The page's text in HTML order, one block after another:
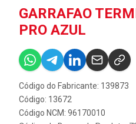
GARRAFAO
PRO AZUL
Código do Fabricante: 139873
Código: 13672
Código NCM: 96170010